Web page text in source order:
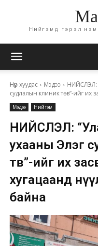
Нийгэмд гэрэл
Нүүр хуудас Мэдээ
НИЙСЛЭЛ:
судлалын клиник төв”-ийг их
Мэдээ Нийгэм
НИЙСЛЭЛ:
ухааны Элэг
төв”-ийг их
хугацаанд
байна